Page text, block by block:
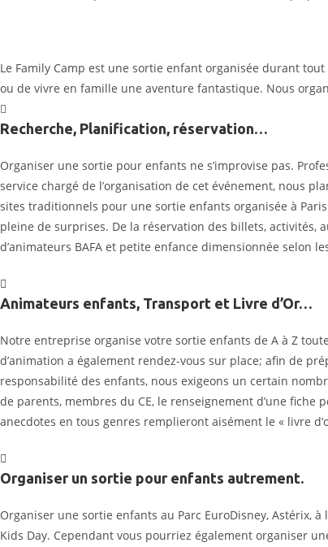
Le Family Camp est une sortie enfant organisée durant
ou de vivre en famille une aventure fantastique. Nous
Recherche, Planification, réservation…
Organiser une sortie pour enfants ne s’improvise pas.
service chargé de l’organisation de cet événement, nous
sites traditionnels pour une sortie enfants organisée à
pleine de surprises. De la réservation des billets, activités,
d’animateurs BAFA et petite enfance dimensionnée selon
Animateurs enfants, Transport et Livre d’Or…
Notre entreprise organise votre sortie enfants de A à Z
d’animation a également rendez-vous sur place; afin de
responsabilité des enfants, nous exigeons un certain
de parents, membres du CE, le renseignement d’une
anecdotes en tous genres remplieront aisément le « livre
Organiser un sortie pour enfants autrement.
Organiser une sortie enfants au Parc EuroDisney, Astérix,
Kids Day. Cependant vous pourriez également organiser